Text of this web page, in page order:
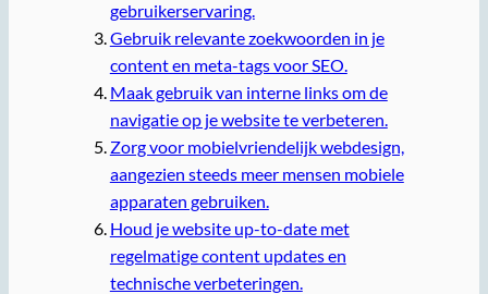
gebruikerservaring.
Gebruik relevante zoekwoorden in je
content en meta-tags voor SEO.
Maak gebruik van interne links om de
navigatie op je website te verbeteren.
Zorg voor mobielvriendelijk webdesign,
aangezien steeds meer mensen mobiele
apparaten gebruiken.
Houd je website up-to-date met
regelmatige content updates en
technische verbeteringen.